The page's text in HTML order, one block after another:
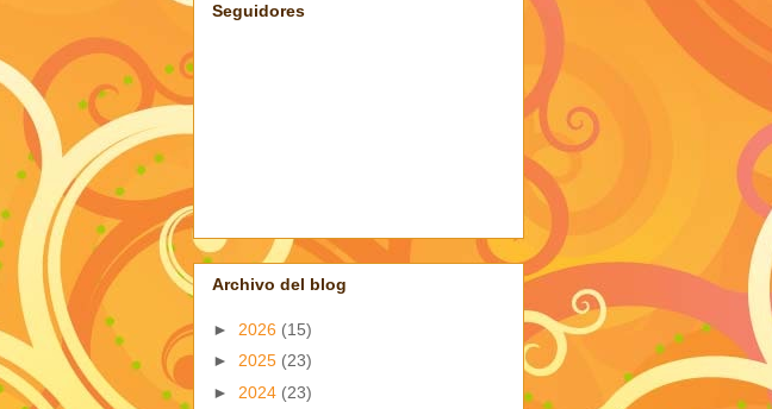
Seguidores
Archivo del blog
► 2026 (15)
► 2025 (23)
► 2024 (23)